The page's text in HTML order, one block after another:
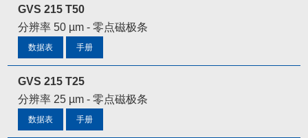
GVS 215 T50
分辨率 50 µm - 零点磁极条
数据表 手册
GVS 215 T25
分辨率 25 µm - 零点磁极条
数据表 手册